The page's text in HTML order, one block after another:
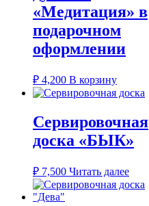
«Медитация» в
подарочном
оформлении
₽ 4,200 В корзину
Сервировочная
доска «БЫК»
₽ 7,500 Читать далее